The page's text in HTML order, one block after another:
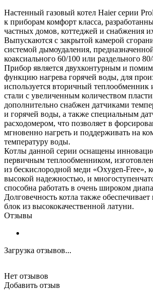
Настенный газовый котел Haier серии
к приборам комфорт класса,
частных домов, коттеджей и снабжения
Выпускаются с закрытой камерой
системой дымоудаления,
коаксиального 60/100 или раздельного
Прибор является двухконтурным и
функцию нагрева горячей воды, для
используется вторичный
стали с увеличенным количеством
дополнительно снабжен датчиками
и горячей воды, а также специальным
расходомером, что позволяет в
мгновенно нагреть и поддерживать на
температуру воды.
Котлы данной серии оснащены
первичным теплообменником,
из бескислородной меди «Oxygen-Free»,
высокой надежностью, и
способна работать в очень широком
Долговечность котла также
блок из высококачественной латуни.
Отзывы
Загрузка отзывов...
Нет отзывов
Добавить отзыв